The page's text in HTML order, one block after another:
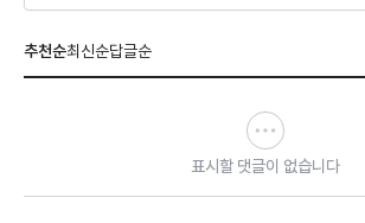
추천순최신순답글순
표시할 댓글이 없습니다